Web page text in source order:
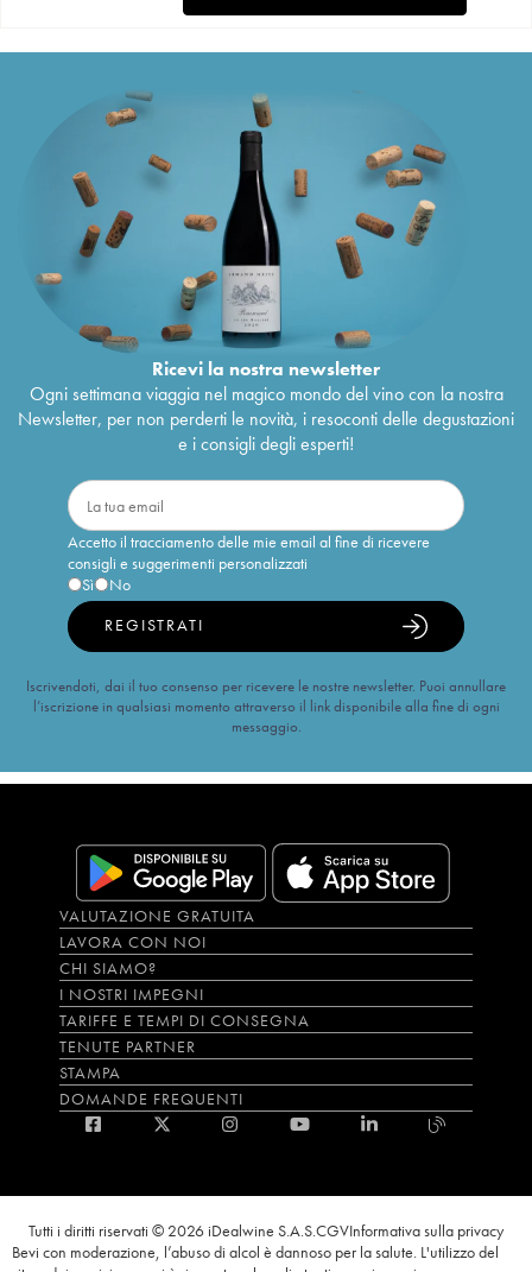
Ricevi la nostra newsletter
Ogni settimana viaggia nel magico mondo del vino con la nostra
Newsletter, per non perderti le novità, i resoconti delle degustazioni
e i consigli degli esperti!
Accetto il tracciamento delle mie email al fine di ricevere
consigli e suggerimenti personalizzati
Sì
No
REGISTRATI
Iscrivendoti, dai il tuo consenso per ricevere le nostre newsletter. Puoi annullare
l’iscrizione in qualsiasi momento attraverso il link disponibile alla fine di ogni
messaggio.
VALUTAZIONE GRATUITA
LAVORA CON NOI
CHI SIAMO?
I NOSTRI IMPEGNI
TARIFFE E TEMPI DI CONSEGNA
TENUTE PARTNER
STAMPA
DOMANDE FREQUENTI
Tutti i diritti riservati © 2026 iDealwine S.A.S.CGVInformativa sulla privacy
Bevi con moderazione, l’abuso di alcol è dannoso per la salute. L'utilizzo del